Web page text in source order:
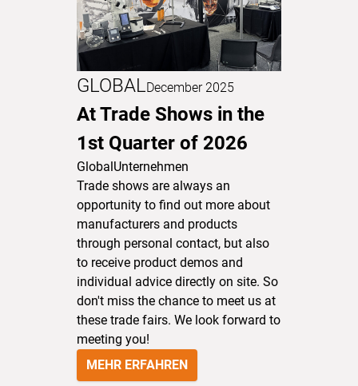
GLOBALDecember 2025
At Trade Shows in the
1st Quarter of 2026
GlobalUnternehmen
Trade shows are always an
opportunity to find out more about
manufacturers and products
through personal contact, but also
to receive product demos and
individual advice directly on site. So
don't miss the chance to meet us at
these trade fairs. We look forward to
meeting you!
MEHR ERFAHREN